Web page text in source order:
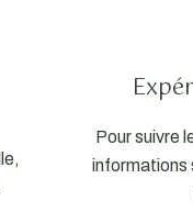
Pour suivre
informations